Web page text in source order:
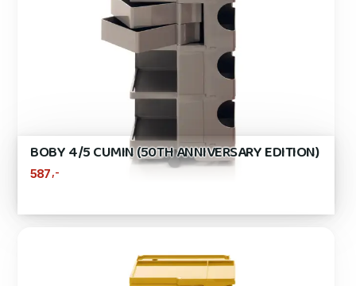
BOBY 4/5 CUMIN (50TH ANNIVERSARY EDITION)
587 ,-